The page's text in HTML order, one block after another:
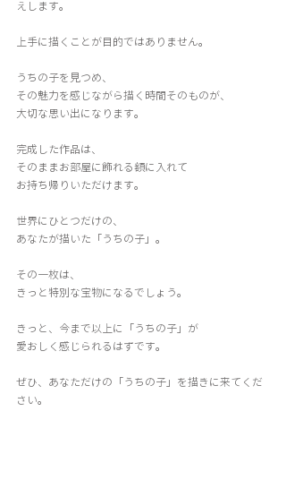
えします。
上手に描くことが目的ではありません。
うちの子を見つめ、
その魅力を感じながら描く時間そのものが、
大切な思い出になります。
完成した作品は、
そのままお部屋に飾れる額に入れて
お持ち帰りいただけます。
世界にひとつだけの、
あなたが描いた「うちの子」。
その一枚は、
きっと特別な宝物になるでしょう。
きっと、今まで以上に「うちの子」が
愛おしく感じられるはずです。
ぜひ、あなただけの「うちの子」を描きに来てくだ
さい。